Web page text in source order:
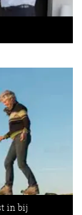
in bij